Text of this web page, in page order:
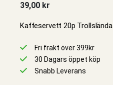
39,00 kr
Kaffeservett 20p
Fri frakt över 399kr
30 Dagars öppet köp
Snabb Leverans